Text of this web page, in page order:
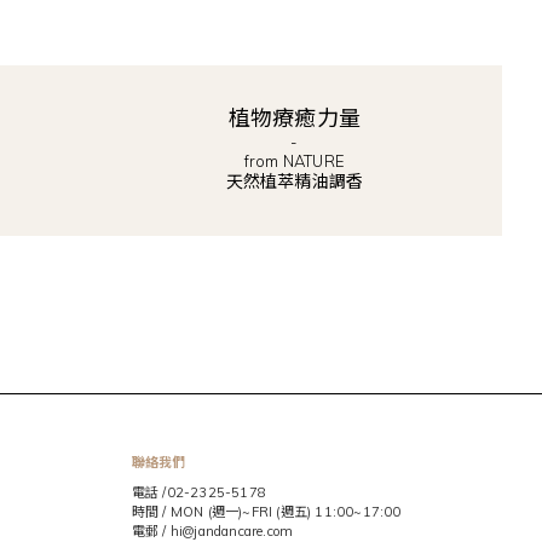
植物療癒力量
-
from NATURE
天然植萃精油調香
聯絡我們
電話 /02-2325-5178
時間 / MON (週一)~FRI (週五) 11:00~17:00
電郵 / hi@jandancare.com